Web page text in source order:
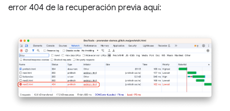
error 404 de la recuperación previa aquí: